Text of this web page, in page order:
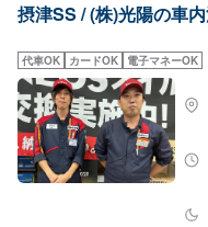
摂津SS / (株)光陽の車
代車OK カードOK 電子マネーOK